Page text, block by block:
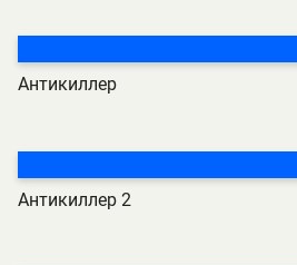
Антикиллер
Антикиллер 2